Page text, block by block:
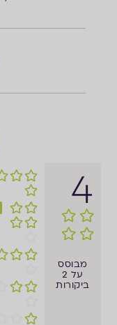
4
מבוסס
על 2
ביקורות